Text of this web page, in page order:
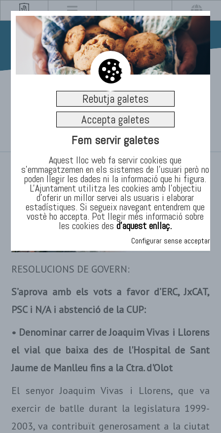
01/07/2021
Ple ordinari de juny
29/06/2021
INICI TEMES / Informació / Notícies
RESOLUCIONS DE GOVERN:
S’aprova amb els vots a favor d’ERC, JxCAT,
PSC i N/A i abstenció de la CUP:
• Denominar carrer de Joaquim Vivas i Llorens
el vial que baixa des de l'Hospital de Sant
Jaume de Manlleu fins a la Ctra. d'Olot
El senyor Joaquim Vivas i Llorens, que va
exercir de batlle durant la legislatura 1999-
2003, va contribuït generosament a la ciutat
Rebutja galetes
Accepta galetes
Fem servir galetes
Aquest lloc web fa servir cookies que
s’emmagatzemen en els sistemes de l'usuari però no
poden llegir les dades ni la informació que hi figura.
L'Ajuntament utilitza les cookies amb l'objectiu
d’oferir un millor servei als usuaris i elaborar
estadístiques. Si segueix navegant entendrem que
vostè ho accepta. Pot llegir més informació sobre
les cookies desd’aquest enllaç.
Configurar sense acceptar